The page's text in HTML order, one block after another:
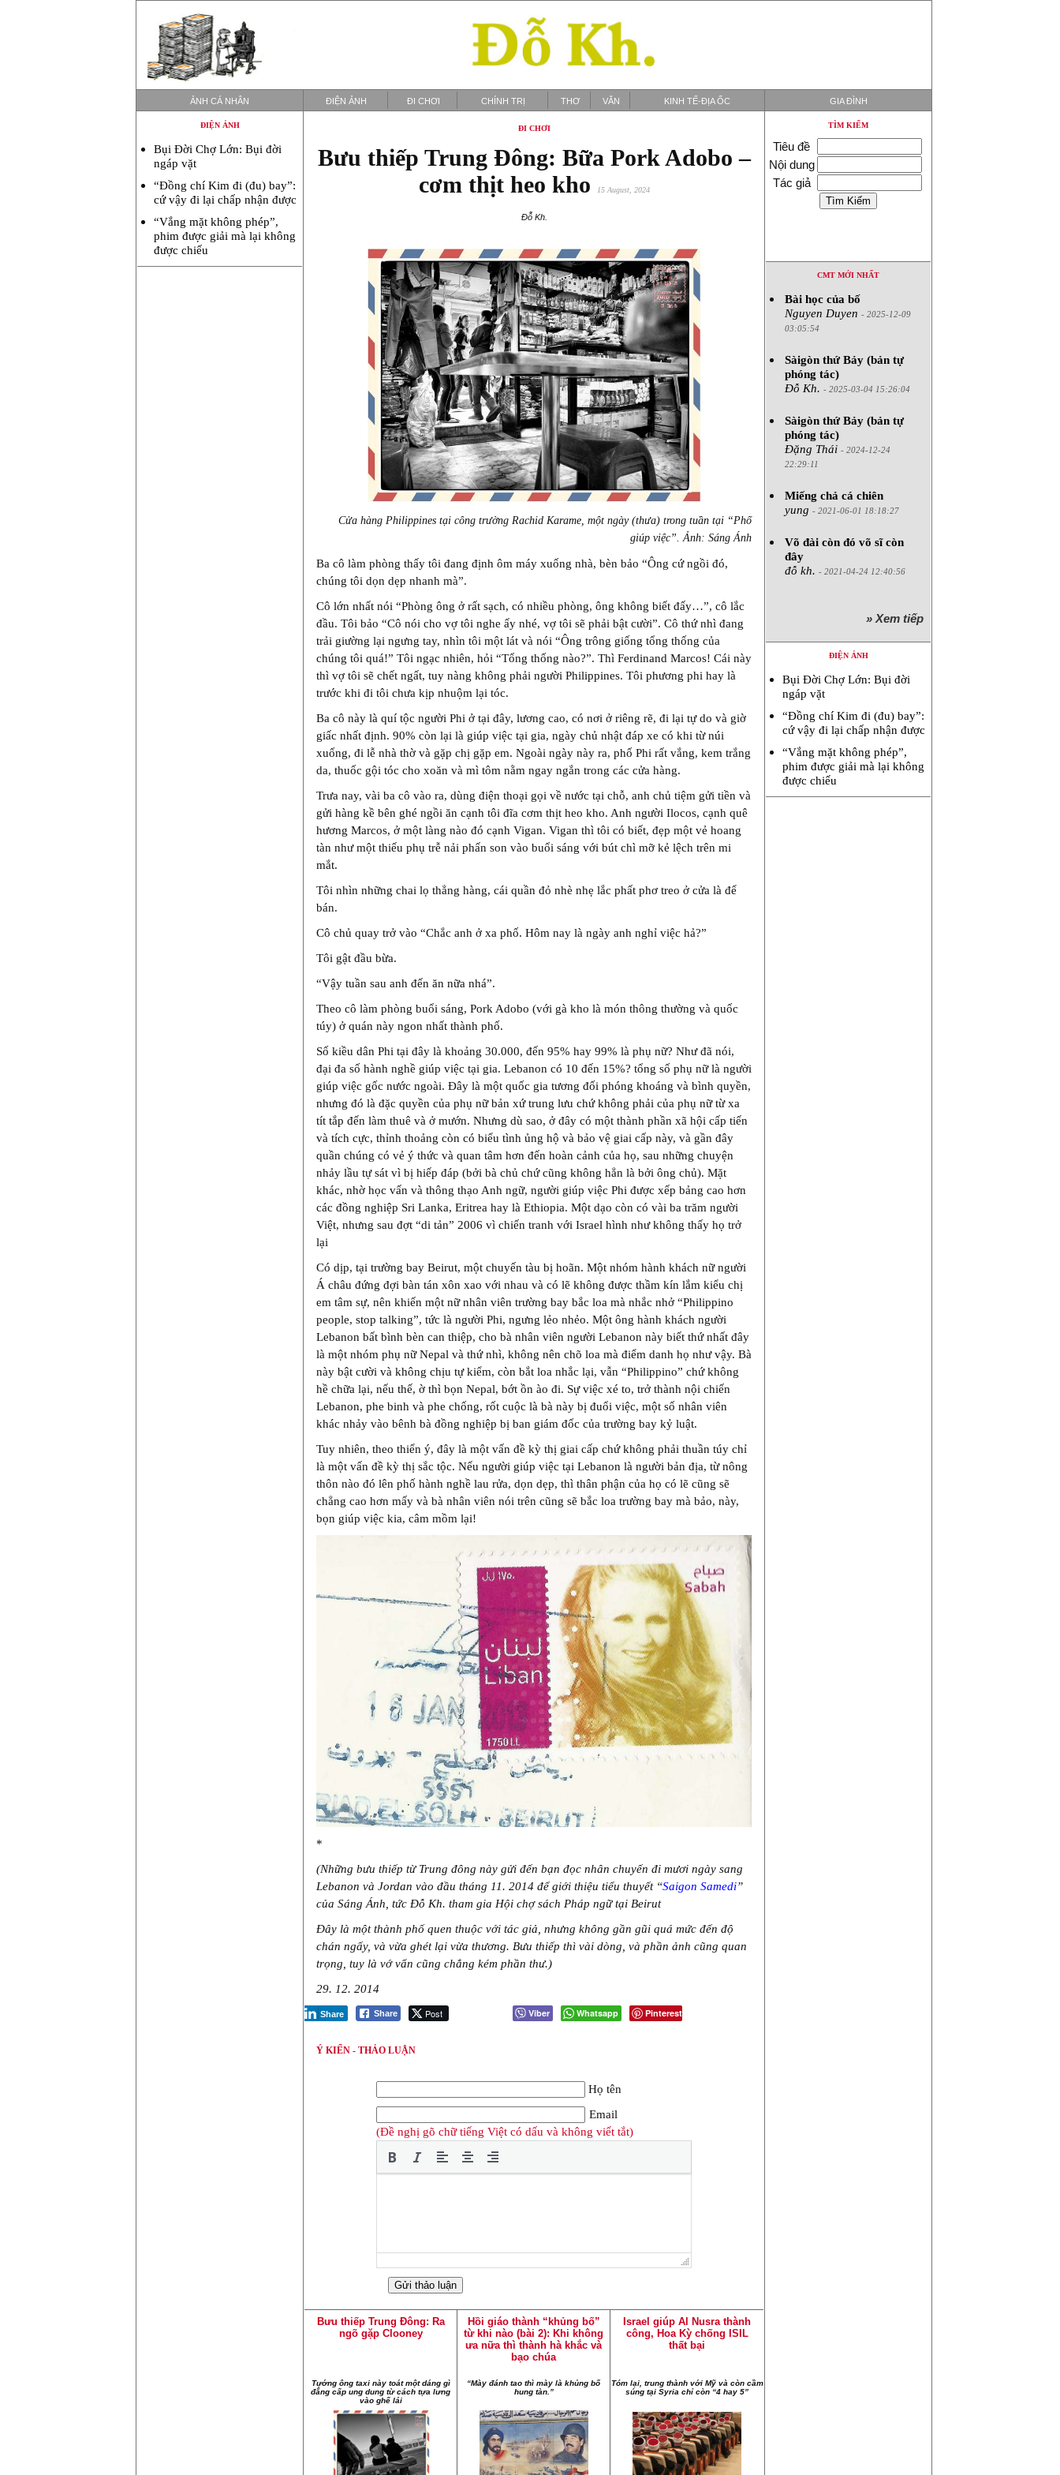
ẢNH CÁ NHÂN ĐIỆN ẢNH ĐI CHƠI CHÍNH TRỊ THƠ VĂN KINH TẾ-ĐỊA ỐC GIA ĐÌNH
ĐIỆN ẢNH
Bụi Đời Chợ Lớn: Bụi đời
ngáp vặt
“Đồng chí Kim đi (đu) bay”:
cứ vậy đi lại chấp nhận được
“Vắng mặt không phép”,
phim được giải mà lại không
được chiếu
ĐI CHƠI
Bưu thiếp Trung Đông: Bữa Pork Adobo –
cơm thịt heo kho
15 August, 2024
Đỗ Kh.
Cửa hàng Philippines tại công trường Rachid Karame, một ngày (thưa) trong tuần tại “Phố
giúp việc”. Ảnh: Sáng Ánh
Ba cô làm phòng thấy tôi đang định ôm máy xuống nhà, bèn bảo “Ông cứ ngồi đó,
chúng tôi dọn dẹp nhanh mà”.
Cô lớn nhất nói “Phòng ông ở rất sạch, có nhiều phòng, ông không biết đấy…”, cô lắc
đầu. Tôi bảo “Cô nói cho vợ tôi nghe ấy nhé, vợ tôi sẽ phải bật cười”. Cô thứ nhì đang
trải giường lại ngưng tay, nhìn tôi một lát và nói “Ông trông giống tổng thống của
chúng tôi quá!” Tôi ngạc nhiên, hỏi “Tổng thống nào?”. Thì Ferdinand Marcos! Cái này
thì vợ tôi sẽ chết ngất, tuy nàng không phải người Philippines. Tôi phương phi hay là
trước khi đi tôi chưa kịp nhuộm lại tóc.
Ba cô này là quí tộc người Phi ở tại đây, lương cao, có nơi ở riêng rẽ, đi lại tự do và giờ
giấc nhất định. 90% còn lại là giúp việc tại gia, ngày chủ nhật đáp xe có khi từ núi
xuống, đi lễ nhà thờ và gặp chị gặp em. Ngoài ngày này ra, phố Phi rất vắng, kem trắng
da, thuốc gội tóc cho xoăn và mì tôm nằm ngay ngắn trong các cửa hàng.
Trưa nay, vài ba cô vào ra, dùng điện thoại gọi về nước tại chỗ, anh chủ tiệm gửi tiền và
gửi hàng kề bên ghé ngồi ăn cạnh tôi đĩa cơm thịt heo kho. Anh người Ilocos, cạnh quê
hương Marcos, ở một làng nào đó cạnh Vigan. Vigan thì tôi có biết, đẹp một vẻ hoang
tàn như một thiếu phụ trễ nải phấn son vào buổi sáng với bút chì mỡ kẻ lệch trên mi
mắt.
Tôi nhìn những chai lọ thẳng hàng, cái quần đỏ nhè nhẹ lắc phất phơ treo ở cửa là để
bán.
Cô chủ quay trở vào “Chắc anh ở xa phố. Hôm nay là ngày anh nghỉ việc hả?”
Tôi gật đầu bừa.
“Vậy tuần sau anh đến ăn nữa nhá”.
Theo cô làm phòng buổi sáng, Pork Adobo (với gà kho là món thông thường và quốc
túy) ở quán này ngon nhất thành phố.
Số kiều dân Phi tại đây là khoảng 30.000, đến 95% hay 99% là phụ nữ? Như đã nói,
đại đa số hành nghề giúp việc tại gia. Lebanon có 10 đến 15%? tổng số phụ nữ là người
giúp việc gốc nước ngoài. Đây là một quốc gia tương đối phóng khoáng và bình quyền,
nhưng đó là đặc quyền của phụ nữ bản xứ trung lưu chứ không phải của phụ nữ từ xa
tít tắp đến làm thuê và ở mướn. Nhưng dù sao, ở đây có một thành phần xã hội cấp tiến
và tích cực, thỉnh thoảng còn có biểu tình ủng hộ và bảo vệ giai cấp này, và gần đây
quần chúng có vẻ ý thức và quan tâm hơn đến hoàn cảnh của họ, sau những chuyện
nhảy lầu tự sát vì bị hiếp đáp (bởi bà chủ chứ cũng không hẳn là bởi ông chủ). Mặt
khác, nhờ học vấn và thông thạo Anh ngữ, người giúp việc Phi được xếp bảng cao hơn
các đồng nghiệp Sri Lanka, Eritrea hay là Ethiopia. Một dạo còn có vài ba trăm người
Việt, nhưng sau đợt “di tản” 2006 vì chiến tranh với Israel hình như không thấy họ trở
lại
Có dịp, tại trường bay Beirut, một chuyến tàu bị hoãn. Một nhóm hành khách nữ người
Á châu đứng đợi bàn tán xôn xao với nhau và có lẽ không được thầm kín lắm kiểu chị
em tâm sự, nên khiến một nữ nhân viên trường bay bắc loa mà nhắc nhở “Philippino
people, stop talking”, tức là người Phi, ngưng lẻo nhẻo. Một ông hành khách người
Lebanon bất bình bèn can thiệp, cho bà nhân viên người Lebanon này biết thứ nhất đây
là một nhóm phụ nữ Nepal và thứ nhì, không nên chõ loa mà điểm danh họ như vậy. Bà
này bật cười và không chịu tự kiểm, còn bắt loa nhắc lại, vẫn “Philippino” chứ không
hề chữa lại, nếu thế, ờ thì bọn Nepal, bớt ồn ào đi. Sự việc xé to, trở thành nội chiến
Lebanon, phe binh và phe chống, rốt cuộc là bà này bị đuổi việc, một số nhân viên
khác nhảy vào bênh bà đồng nghiệp bị ban giám đốc của trường bay kỷ luật.
Tuy nhiên, theo thiển ý, đây là một vấn đề kỳ thị giai cấp chứ không phải thuần túy chỉ
là một vấn đề kỳ thị sắc tộc. Nếu người giúp việc tại Lebanon là người bản địa, từ nông
thôn nào đó lên phố hành nghề lau rửa, dọn dẹp, thì thân phận của họ có lẽ cũng sẽ
chẳng cao hơn mấy và bà nhân viên nói trên cũng sẽ bắc loa trường bay mà bảo, này,
bọn giúp việc kia, câm mồm lại!
*
(Những bưu thiếp từ Trung đông này gửi đến bạn đọc nhân chuyến đi mươi ngày sang
Lebanon và Jordan vào đầu tháng 11. 2014 để giới thiệu tiểu thuyết “Saigon Samedi”
của Sáng Ánh, tức Đỗ Kh. tham gia Hội chợ sách Pháp ngữ tại Beirut
Đây là một thành phố quen thuộc với tác giả, nhưng không gần gũi quá mức đến độ
chán ngấy, và vừa ghét lại vừa thương. Bưu thiếp thì vài dòng, và phần ảnh cũng quan
trọng, tuy là vớ vẩn cũng chẳng kém phần thư.)
29. 12. 2014
Share Post
Share Viber Whatsapp Pinterest
Ý KIẾN - THẢO LUẬN
Họ tên
Email
(Đề nghị gõ chữ tiếng Việt có dấu và không viết tắt)
Bưu thiếp Trung Đông: Ra
ngõ gặp Clooney
Tướng ông taxi này toát một dáng gì
đẳng cấp ung dung từ cách tựa lưng
vào ghế lái
Hồi giáo thành “khủng bố”
từ khi nào (bài 2): Khi không
ưa nữa thì thành hà khắc và
bạo chúa
“Mày đánh tao thì mày là khủng bố
hung tàn.”
Israel giúp Al Nusra thành
công, Hoa Kỳ chống ISIL
thất bại
Tóm lại, trung thành với Mỹ và còn cầm
súng tại Syria chỉ còn “4 hay 5”
TÌM KIẾM
Tiêu đề
Nội dung
Tác giả
CMT MỚI NHẤT
Bài học của bố
Nguyen Duyen - 2025-12-09
03:05:54
Sàigòn thứ Bảy (bản tự
phóng tác)
Đỗ Kh. - 2025-03-04 15:26:04
Sàigòn thứ Bảy (bản tự
phóng tác)
Đặng Thái - 2024-12-24
22:29:11
Miếng chả cá chiên
yung - 2021-06-01 18:18:27
Võ đài còn đó võ sĩ còn
đây
đỗ kh. - 2021-04-24 12:40:56
» Xem tiếp
ĐIỆN ẢNH
Bụi Đời Chợ Lớn: Bụi đời
ngáp vặt
“Đồng chí Kim đi (đu) bay”:
cứ vậy đi lại chấp nhận được
“Vắng mặt không phép”,
phim được giải mà lại không
được chiếu